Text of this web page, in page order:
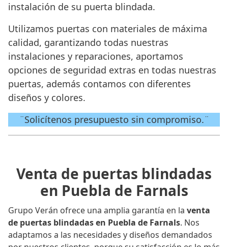
instalación de su puerta blindada.
Utilizamos puertas con materiales de máxima
calidad, garantizando todas nuestras
instalaciones y reparaciones, aportamos
opciones de seguridad extras en todas nuestras
puertas, además contamos con diferentes
diseños y colores.
¨Solicítenos presupuesto sin compromiso.¨
Venta de puertas blindadas
en Puebla de Farnals
Grupo Verán ofrece una amplia garantía en la venta
de puertas blindadas en Puebla de Farnals. Nos
adaptamos a las necesidades y diseños demandados